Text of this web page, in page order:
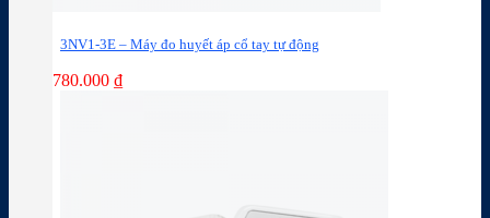
3NV1-3E – Máy đo huyết áp cổ tay tự động
780.000 ₫